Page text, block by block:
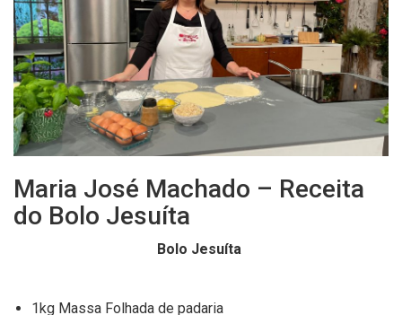
Maria José Machado – Receita
do Bolo Jesuíta
Bolo Jesuíta
1kg Massa Folhada de padaria